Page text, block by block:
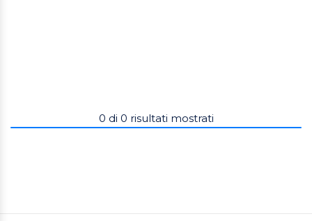
0 di 0 risultati mostrati